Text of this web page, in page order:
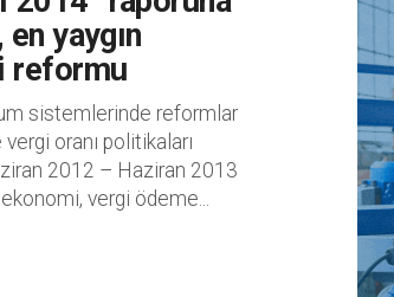
yaygın
reformu
sistemlerinde reformlar
oranı politikaları
2012 – Haziran 2013
vergi ödeme...